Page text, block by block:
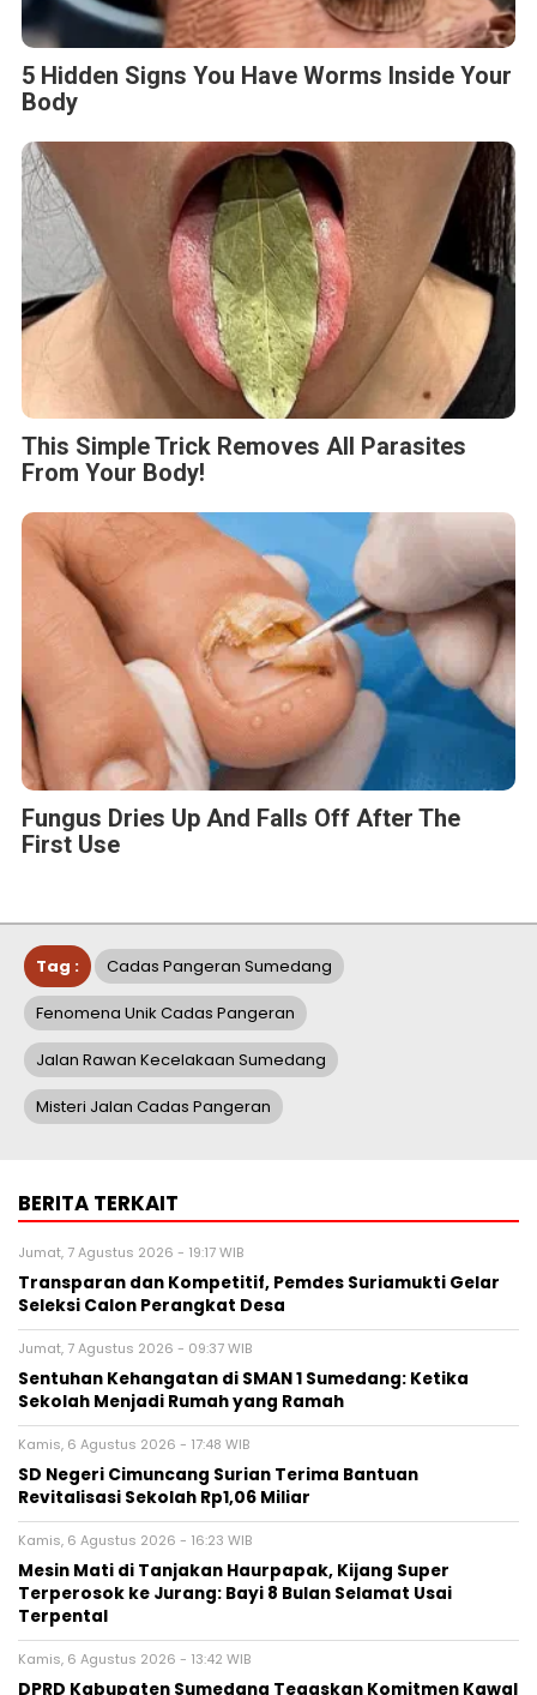
5 Hidden Signs You Have Worms Inside Your
Body
This Simple Trick Removes All Parasites
From Your Body!
Fungus Dries Up And Falls Off After The
First Use
Tag : Cadas Pangeran Sumedang
Fenomena Unik Cadas Pangeran
Jalan Rawan Kecelakaan Sumedang
Misteri Jalan Cadas Pangeran
BERITA TERKAIT
Jumat, 7 Agustus 2026 - 19:17 WIB
Transparan dan Kompetitif, Pemdes Suriamukti Gelar
Seleksi Calon Perangkat Desa
Jumat, 7 Agustus 2026 - 09:37 WIB
Sentuhan Kehangatan di SMAN 1 Sumedang: Ketika
Sekolah Menjadi Rumah yang Ramah
Kamis, 6 Agustus 2026 - 17:48 WIB
SD Negeri Cimuncang Surian Terima Bantuan
Revitalisasi Sekolah Rp1,06 Miliar
Kamis, 6 Agustus 2026 - 16:23 WIB
Mesin Mati di Tanjakan Haurpapak, Kijang Super
Terperosok ke Jurang: Bayi 8 Bulan Selamat Usai
Terpental
Kamis, 6 Agustus 2026 - 13:42 WIB
DPRD Kabupaten Sumedang Tegaskan Komitmen Kawal